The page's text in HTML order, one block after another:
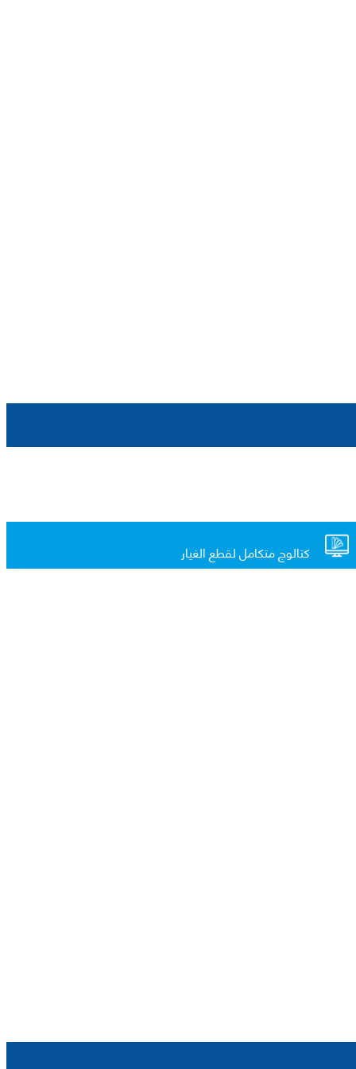
كتالوج متكامل لقطع الغيار